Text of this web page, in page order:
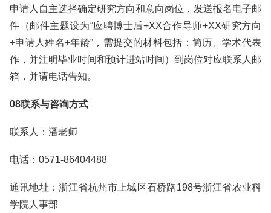
申请人自主选择确定研究方向和意向岗位，发送报名电子邮
件（邮件主题设为“应聘博士后+XX合作导师+XX研究方向
+申请人姓名+年龄”，需提交的材料包括：简历、学术代表
作，并注明毕业时间和预计进站时间）到岗位对应联系人邮
箱，并请电话告知。
08联系与咨询方式
联系人：潘老师
电话：0571-86404488
通讯地址：浙江省杭州市上城区石桥路198号浙江省农业科
学院人事部